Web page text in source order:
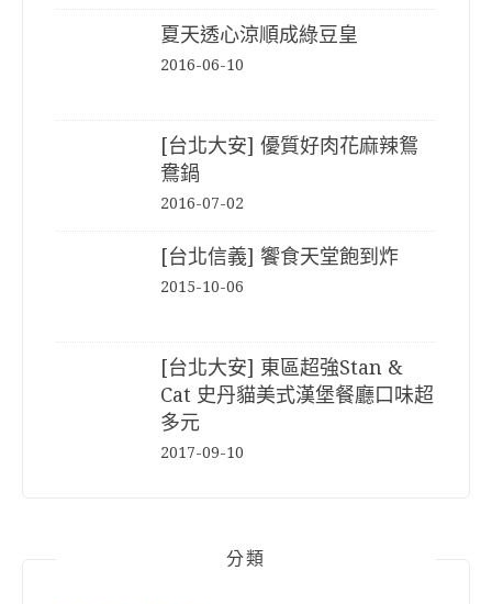
夏天透心涼順成綠豆皇
2016-06-10
[台北大安] 優質好肉花麻辣鴛
鴦鍋
2016-07-02
[台北信義] 饗食天堂飽到炸
2015-10-06
[台北大安] 東區超強Stan &
Cat 史丹貓美式漢堡餐廳口味超
多元
2017-09-10
分類